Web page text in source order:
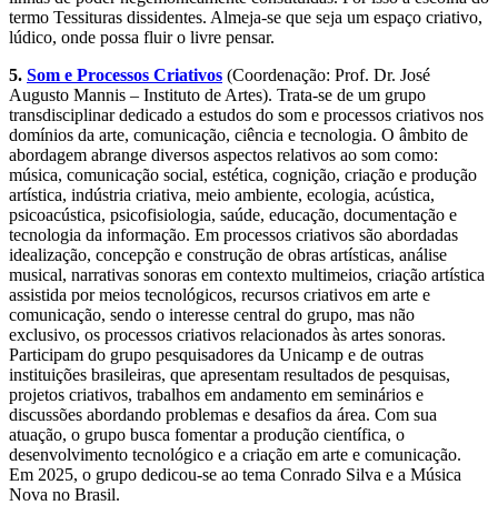
termo Tessituras dissidentes. Almeja-se que seja um espaço criativo,
lúdico, onde possa fluir o livre pensar.
5. Som e Processos Criativos (Coordenação: Prof. Dr. José
Augusto Mannis – Instituto de Artes). Trata-se de um grupo
transdisciplinar dedicado a estudos do som e processos criativos nos
domínios da arte, comunicação, ciência e tecnologia. O âmbito de
abordagem abrange diversos aspectos relativos ao som como:
música, comunicação social, estética, cognição, criação e produção
artística, indústria criativa, meio ambiente, ecologia, acústica,
psicoacústica, psicofisiologia, saúde, educação, documentação e
tecnologia da informação. Em processos criativos são abordadas
idealização, concepção e construção de obras artísticas, análise
musical, narrativas sonoras em contexto multimeios, criação artística
assistida por meios tecnológicos, recursos criativos em arte e
comunicação, sendo o interesse central do grupo, mas não
exclusivo, os processos criativos relacionados às artes sonoras.
Participam do grupo pesquisadores da Unicamp e de outras
instituições brasileiras, que apresentam resultados de pesquisas,
projetos criativos, trabalhos em andamento em seminários e
discussões abordando problemas e desafios da área. Com sua
atuação, o grupo busca fomentar a produção científica, o
desenvolvimento tecnológico e a criação em arte e comunicação.
Em 2025, o grupo dedicou-se ao tema Conrado Silva e a Música
Nova no Brasil.